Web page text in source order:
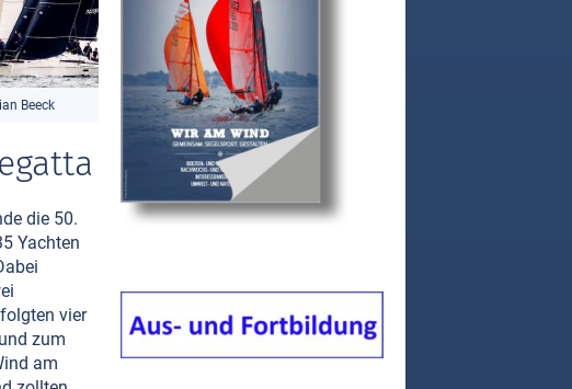
Beeck
die 50.
Yachten
vier
zum
am